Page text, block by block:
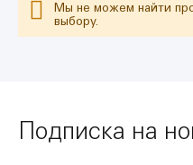
Мы не можем найти
выбору.
Подписка на